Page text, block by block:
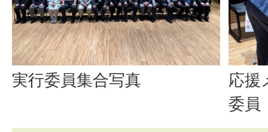
実行委員集合写真
応援
委員